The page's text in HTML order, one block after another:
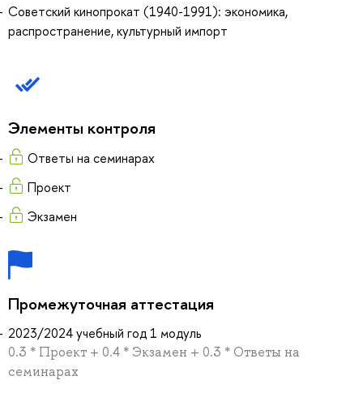
Советский кинопрокат (1940-1991): экономика,
распространение, культурный импорт
Элементы контроля
Ответы на семинарах
Проект
Экзамен
Промежуточная аттестация
2023/2024 учебный год 1 модуль
0.3 * Проект + 0.4 * Экзамен + 0.3 * Ответы на
семинарах